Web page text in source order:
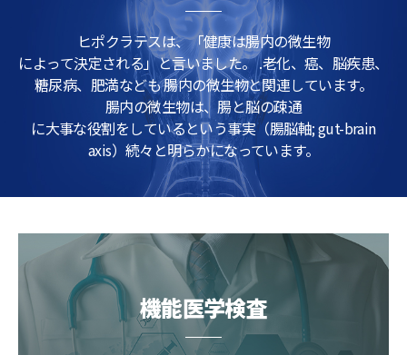
ヒポクラテスは、「健康は腸内の微生物
によって決定される」と言いました。.老化、癌、脳疾患、
糖尿病、肥満なども 腸内の微生物と関連しています。
腸内の微生物は、腸と脳の疎通
に大事な役割をしているという事実（腸脳軸; gut-brain
axis）続々と明らかになっています。
機能医学検査